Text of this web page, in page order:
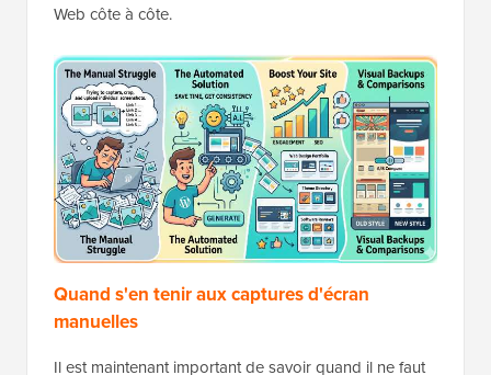
Web côte à côte.
Quand s'en tenir aux captures d'écran
manuelles
Il est maintenant important de savoir quand il ne faut